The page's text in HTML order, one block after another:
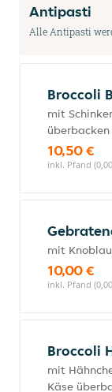
Antipasti
Alle Antipasti
Broccoli
mit
überbacken
10,50 €
inkl. Pfand
mit
10,00 €
inkl. Pfand
Broccoli
mit
Käse